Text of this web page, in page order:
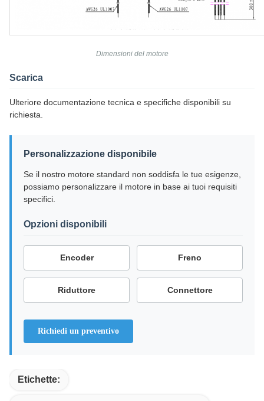
Dimensioni del motore
Scarica
Ulteriore documentazione tecnica e specifiche disponibili su
richiesta.
Personalizzazione disponibile
Se il nostro motore standard non soddisfa le tue esigenze,
possiamo personalizzare il motore in base ai tuoi requisiti
specifici.
Opzioni disponibili
Encoder Freno
Riduttore Connettore
Richiedi un preventivo
Etichette: